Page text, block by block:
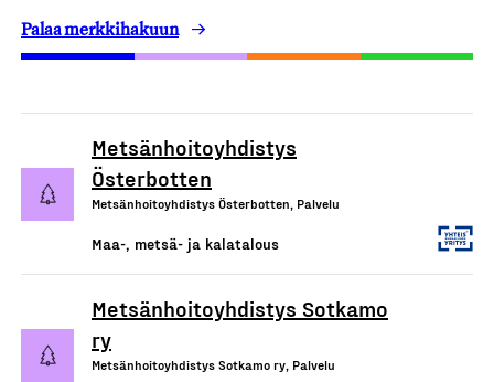
Palaa merkkihakuun
Metsänhoitoyhdistys
Österbotten
Metsänhoitoyhdistys Österbotten, Palvelu
Maa-, metsä- ja kalatalous
Metsänhoitoyhdistys Sotkamo
ry
Metsänhoitoyhdistys Sotkamo ry, Palvelu